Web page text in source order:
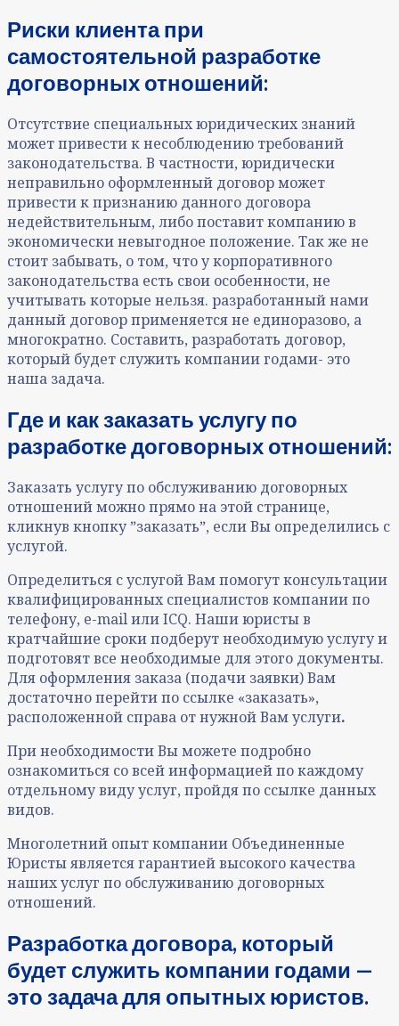
Риски клиента при
самостоятельной разработке
договорных отношений:
Отсутствие специальных юридических знаний
может привести к несоблюдению требований
законодательства. В частности, юридически
неправильно оформленный договор может
привести к признанию данного договора
недействительным, либо поставит компанию в
экономически невыгодное положение. Так же не
стоит забывать, о том, что у корпоративного
законодательства есть свои особенности, не
учитывать которые нельзя. разработанный нами
данный договор применяется не единоразово, а
многократно. Составить, разработать договор,
который будет служить компании годами- это
наша задача.
Где и как заказать услугу по
разработке договорных отношений:
Заказать услугу по обслуживанию договорных
отношений можно прямо на этой странице,
кликнув кнопку ˮзаказатьˮ, если Вы определились с
услугой.
Определиться с услугой Вам помогут консультации
квалифицированных специалистов компании по
телефону, e-mail или ICQ. Наши юристы в
кратчайшие сроки подберут необходимую услугу и
подготовят все необходимые для этого документы.
Для оформления заказа (подачи заявки) Вам
достаточно перейти по ссылке «заказать»,
расположенной справа от нужной Вамуслуги.
При необходимости Вы можете подробно
ознакомиться со всей информацией по каждому
отдельному виду услуг, пройдя по ссылке данных
видов.
Многолетний опыт компании Объединенные
Юристы является гарантией высокого качества
нашихуслуг по обслуживанию договорных
отношений.
Разработка договора, который
будет служить компании годами —
это задача для опытных юристов.